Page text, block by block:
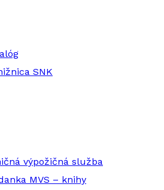
SNK
výpožičná služba
MVS – knihy